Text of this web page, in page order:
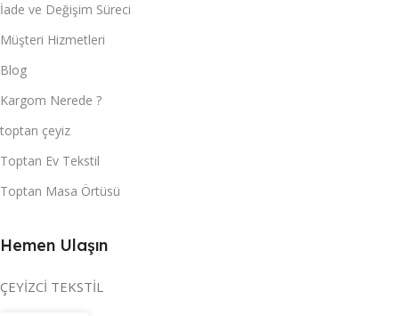
İade ve Değişim Süreci
Müşteri Hizmetleri
Blog
Kargom Nerede ?
toptan çeyiz
Toptan Ev Tekstil
Toptan Masa Örtüsü
Hemen Ulaşın
ÇEYİZCİ TEKSTİL